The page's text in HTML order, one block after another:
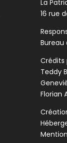
La
16 rue
Bureau
Crédits
Teddy
Florian